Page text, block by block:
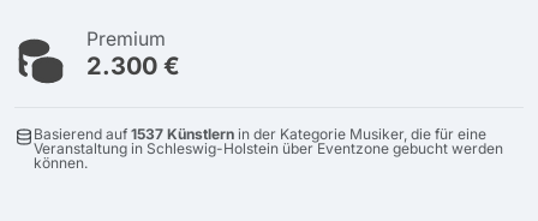
Premium
2.300 €
Basierend auf 1537 Künstlern in der Kategorie Musiker, die für eine
Veranstaltung in Schleswig-Holstein über Eventzone gebucht werden
können.